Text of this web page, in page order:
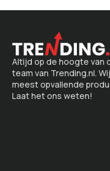
Altijd op de hoogte van
team van Trending.nl.
meest opvallende
Laat het ons weten!